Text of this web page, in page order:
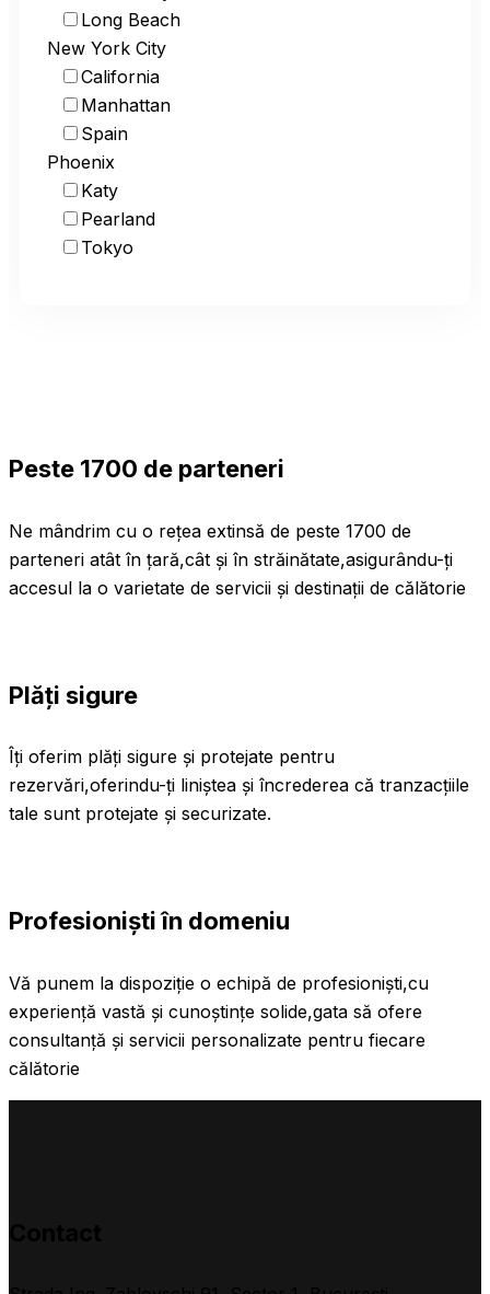
Long Beach
New York City
California
Manhattan
Spain
Phoenix
Katy
Pearland
Tokyo
Peste 1700 de parteneri
Ne mândrim cu o rețea extinsă de peste 1700 de
parteneri atât în țară,cât și în străinătate,asigurându-ți
accesul la o varietate de servicii și destinații de călătorie
Plăți sigure
Îți oferim plăți sigure și protejate pentru
rezervări,oferindu-ți liniștea și încrederea că tranzacțiile
tale sunt protejate și securizate.
Profesioniști în domeniu
Vă punem la dispoziție o echipă de profesioniști,cu
experiență vastă și cunoștințe solide,gata să ofere
consultanță și servicii personalizate pentru fiecare
călătorie